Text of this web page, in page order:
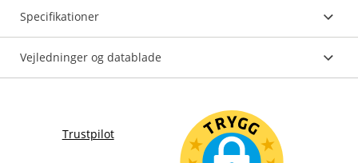
Specifikationer
Vejledninger og datablade
Trustpilot